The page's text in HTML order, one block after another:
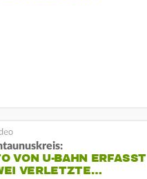
VON U-BAHN ERFASST
VERLETZTE…